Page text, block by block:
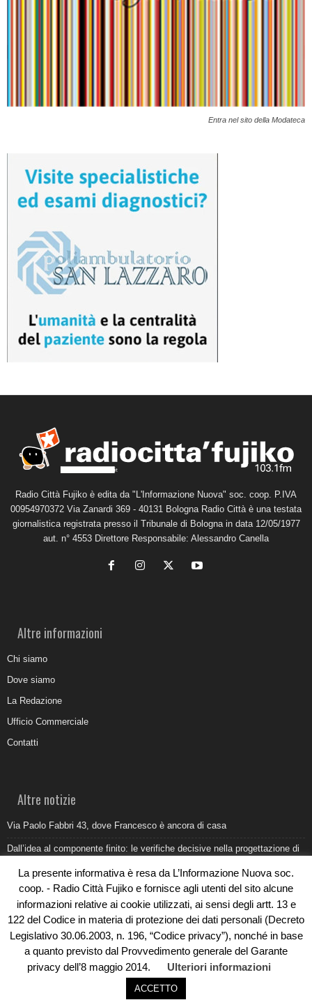
Entra nel sito della Modateca
Radio Città Fujiko è edita da "L'Informazione Nuova" soc. coop. P.IVA
00954970372 Via Zanardi 369 - 40131 Bologna Radio Città è una testata
giornalistica registrata presso il Tribunale di Bologna in data 12/05/1977
aut. n° 4553 Direttore Responsabile: Alessandro Canella
Altre informazioni
Chi siamo
Dove siamo
La Redazione
Ufficio Commerciale
Contatti
Altre notizie
Via Paolo Fabbri 43, dove Francesco è ancora di casa
Dall’idea al componente finito: le verifiche decisive nella progettazione di
Belvedere Marittimo e il report ARPACAL 2026 sulla qualità del mare
Come organizzare e allestire una camera ardente per l’ultimo saluto
Umidità di risalita in casa, come riconoscere i segnali veri
© Copyright 2019 - Rivoluzioni Digitali
La presente informativa è resa da L’Informazione Nuova soc.
coop. - Radio Città Fujiko e fornisce agli utenti del sito alcune
informazioni relative ai cookie utilizzati, ai sensi degli artt. 13 e
122 del Codice in materia di protezione dei dati personali (Decreto
Legislativo 30.06.2003, n. 196, “Codice privacy”), nonché in base
a quanto previsto dal Provvedimento generale del Garante
privacy dell’8 maggio 2014.
Ulteriori informazioni
ACCETTO